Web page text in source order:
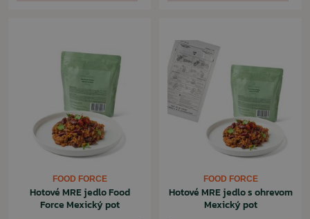
FOOD FORCE
Hotové MRE jedlo Food
Force Mexický pot
FOOD FORCE
Hotové MRE jedlo s ohrevom
Mexický pot